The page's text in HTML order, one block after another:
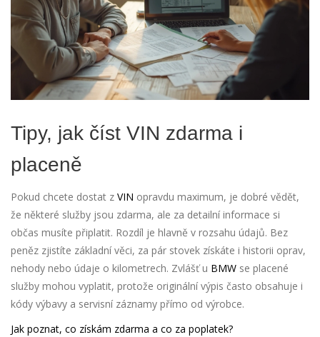
Tipy, jak číst VIN zdarma i
placeně
Pokud chcete dostat z VIN opravdu maximum, je dobré vědět,
že některé služby jsou zdarma, ale za detailní informace si
občas musíte připlatit. Rozdíl je hlavně v rozsahu údajů. Bez
peněz zjistíte základní věci, za pár stovek získáte i historii oprav,
nehody nebo údaje o kilometrech. Zvlášť u BMW se placené
služby mohou vyplatit, protože originální výpis často obsahuje i
kódy výbavy a servisní záznamy přímo od výrobce.
Jak poznat, co získám zdarma a co za poplatek?